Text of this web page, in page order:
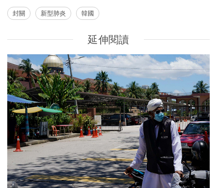
封關 新型肺炎 韓國
延伸閱讀